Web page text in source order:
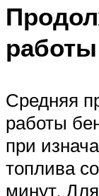
Средняя
работы
при
топлива
минут.